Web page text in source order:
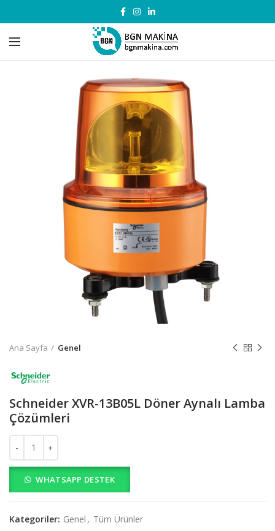
Ana Sayfa Genel
Schneider XVR-13B05L Döner Aynalı Lamba
Çözümleri
Schneider XVR-13B05L Döner Aynalı Lamba Çözümleri adet
WHATSAPP DESTEK
Kategoriler: Genel , Tüm Ürünler